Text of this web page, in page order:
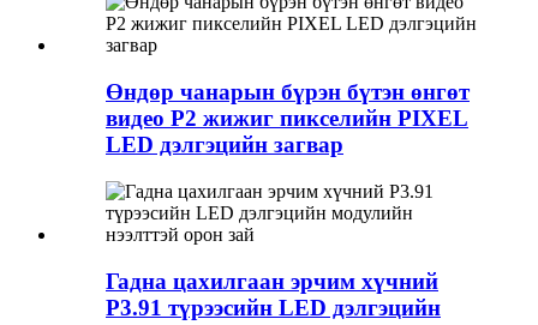
Өндөр чанарын бүрэн бүтэн өнгөт
видео P2 жижиг пикселийн PIXEL
LED дэлгэцийн загвар
Гадна цахилгаан эрчим хүчний
P3.91 түрээсийн LED дэлгэцийн